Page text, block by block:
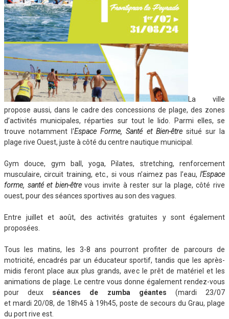
La ville
propose aussi, dans le cadre des concessions de plage, des zones
d’activités municipales, réparties sur tout le lido. Parmi elles, se
trouve notamment l‘Espace Forme, Santé et Bien-êtresitué sur la
plage rive Ouest, juste à côté du centre nautique municipal.
Gym douce, gym ball, yoga, Pilates, stretching, renforcement
musculaire, circuit training, etc., si vous n’aimez pas l’eau, l’Espace
forme, santé et bien-êtrevous invite à rester sur la plage, côté rive
ouest, pour des séances sportives au son des vagues.
Entre juillet et août, des activités gratuites y sont également
proposées.
Tous les matins, les 3-8 ans pourront profiter de parcours de
motricité, encadrés par un éducateur sportif, tandis que les après-
midis feront place aux plus grands, avec le prêt de matériel et les
animations de plage. Le centre vous donne également rendez-vous
pour deux séances de zumba géantes (mardi 23/07
et mardi 20/08, de 18h45 à 19h45, poste de secours du Grau, plage
du port rive est.